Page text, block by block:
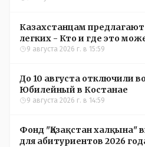
Казахстанцам
легких - Кто и где это
Костанайской области
9 августа 2026 г. в 15:59
До 10 августа отключили
Юбилейный в Костанае
9 августа 2026 г. в 14:59
Фонд "Қазақстан халқына"
для абитуриентов 2026